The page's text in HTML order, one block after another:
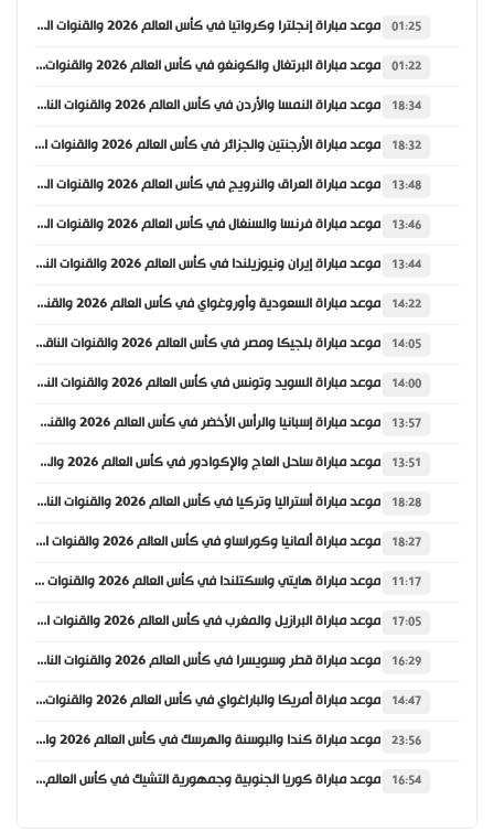
01:25 موعد مباراة إنجلترا وكرواتيا في كأس العالم 2026 والقنوات الناقلة
01:22 موعد مباراة البرتغال والكونغو في كأس العالم 2026 والقنوات الناقلة
18:34 موعد مباراة النمسا والأردن في كأس العالم 2026 والقنوات الناقلة
18:32 موعد مباراة الأرجنتين والجزائر في كأس العالم 2026 والقنوات الناقلة
13:48 موعد مباراة العراق والنرويج في كأس العالم 2026 والقنوات الناقلة
13:46 موعد مباراة فرنسا والسنغال في كأس العالم 2026 والقنوات الناقلة
13:44 موعد مباراة إيران ونيوزيلندا في كأس العالم 2026 والقنوات الناقلة
14:22 موعد مباراة السعودية وأوروغواي في كأس العالم 2026 والقنوات الناقلة
14:05 موعد مباراة بلجيكا ومصر في كأس العالم 2026 والقنوات الناقلة
14:00 موعد مباراة السويد وتونس في كأس العالم 2026 والقنوات الناقلة
13:57 موعد مباراة إسبانيا والرأس الأخضر في كأس العالم 2026 والقنوات الناقلة
13:51 موعد مباراة ساحل العاج والإكوادور في كأس العالم 2026 والقنوات الناقلة
18:28 موعد مباراة أستراليا وتركيا في كأس العالم 2026 والقنوات الناقلة
18:27 موعد مباراة ألمانيا وكوراساو في كأس العالم 2026 والقنوات الناقلة
11:17 موعد مباراة هايتي واسكتلندا في كأس العالم 2026 والقنوات الناقلة
17:05 موعد مباراة البرازيل والمغرب في كأس العالم 2026 والقنوات الناقلة
16:29 موعد مباراة قطر وسويسرا في كأس العالم 2026 والقنوات الناقلة
14:47 موعد مباراة أمريكا والباراغواي في كأس العالم 2026 والقنوات الناقلة
23:56 موعد مباراة كندا والبوسنة والهرسك في كأس العالم 2026 والقنوات الناقلة
16:54 موعد مباراة كوريا الجنوبية وجمهورية التشيك في كأس العالم 2026 والقنوات الناقلة